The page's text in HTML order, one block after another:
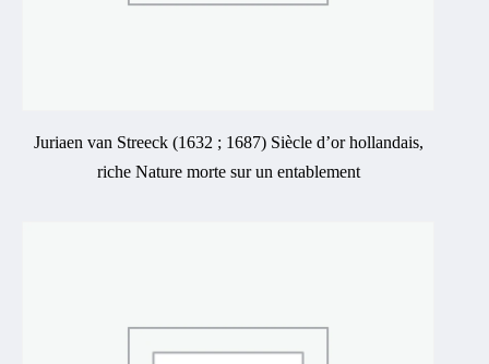
Juriaen van Streeck (1632 ; 1687) Siècle d’or hollandais,
riche Nature morte sur un entablement